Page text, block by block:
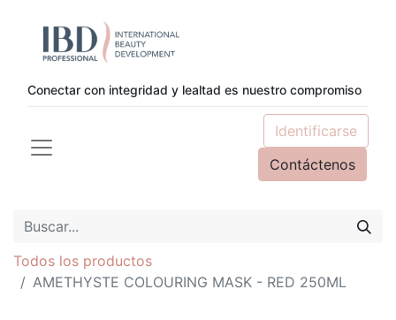
Conectar con integridad y lealtad es nuestro compromiso
Identificarse
Contáctenos
Todos los productos
AMETHYSTE COLOURING MASK - RED 250ML